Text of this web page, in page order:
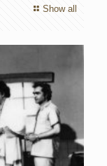
Show all